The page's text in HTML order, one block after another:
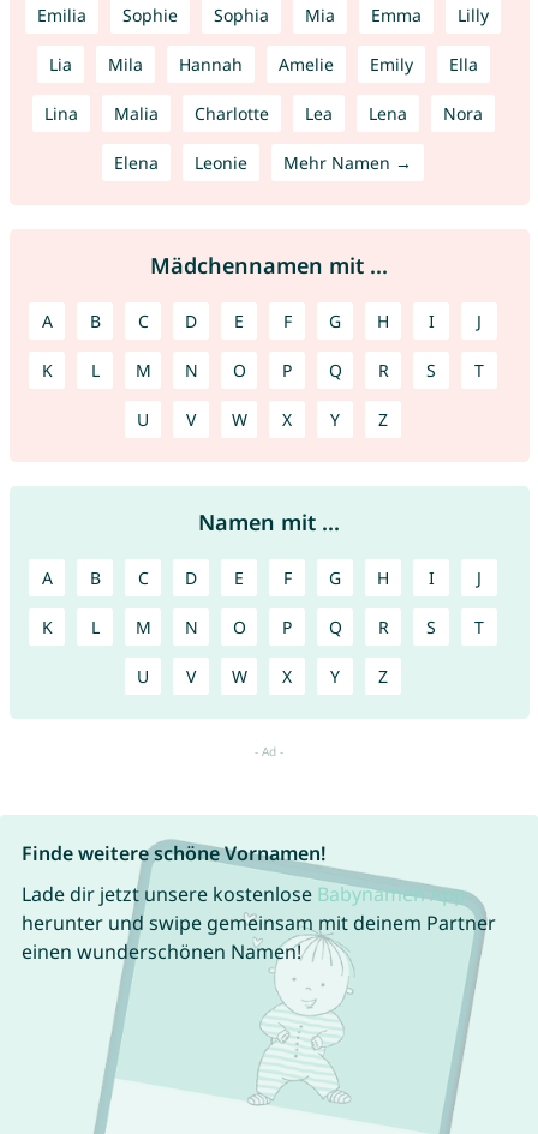
Emilia Sophie Sophia Mia Emma Lilly
Lia Mila Hannah Amelie Emily Ella
Lina Malia Charlotte Lea Lena Nora
Elena Leonie Mehr Namen →
Mädchennamen mit ...
A B C D E F G H I J
K L M N O P Q R S T
U V W X Y Z
Namen mit ...
A B C D E F G H I J
K L M N O P Q R S T
U V W X Y Z
Finde weitere schöne Vornamen!
Lade dir jetzt unsere kostenlose Babynamen App
herunter und swipe gemeinsam mit deinem Partner
einen wunderschönen Namen!